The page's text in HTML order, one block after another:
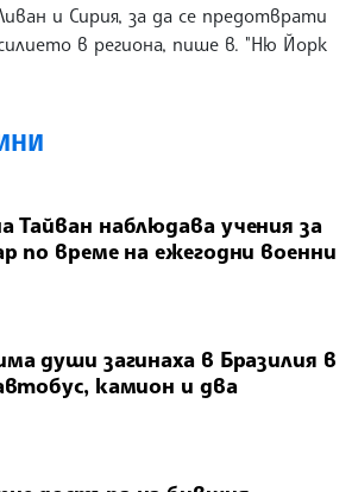
и Сирия, за да се предотврати
в региона, пише в. "Ню Йорк
Тайван наблюдава учения за
по време на ежегодни военни
души загинаха в Бразилия в
камион и два